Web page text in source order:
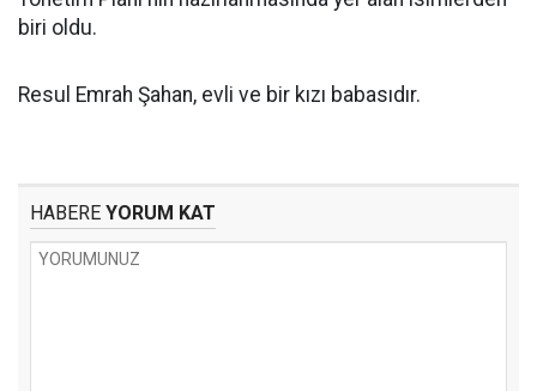
biri oldu.
Resul Emrah Şahan, evli ve bir kızı babasıdır.
HABERE YORUM KAT